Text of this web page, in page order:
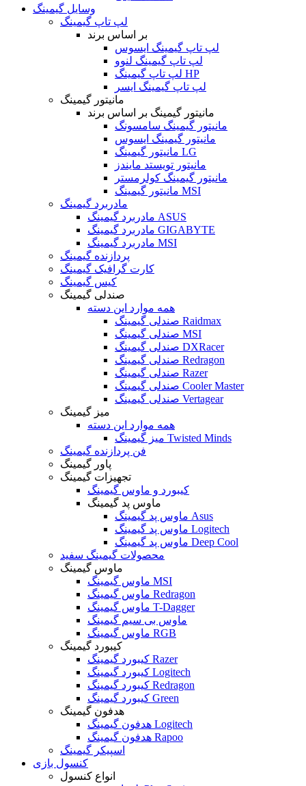
وسایل گیمینگ
لپ تاپ گیمینگ
بر اساس برند
لپ تاپ گیمینگ ایسوس
لپ تاپ گیمینگ لنوو
لپ تاپ گیمینگ HP
لپ تاپ گیمینگ ایسر
مانیتور گیمینگ
مانیتور گیمینگ بر اساس برند
مانیتور گیمینگ سامسونگ
مانیتور گیمینگ ایسوس
مانیتور گیمینگ LG
مانیتور تویستد مایندز
مانیتور گیمینگ کولرمستر
مانیتور گیمینگ MSI
مادربرد گیمینگ
مادربرد گیمینگ ASUS
مادربرد گیمینگ GIGABYTE
مادربرد گیمینگ MSI
پردازنده گیمینگ
کارت گرافیک گیمینگ
کیس گیمینگ
صندلی گیمینگ
همه موارد این دسته
صندلی گیمینگ Raidmax
صندلی گیمینگ MSI
صندلی گیمینگ DXRacer
صندلی گیمینگ Redragon
صندلی گیمینگ Razer
صندلی گیمینگ Cooler Master
صندلی گیمینگ Vertagear
میز گیمینگ
همه موارد این دسته
میز گیمینگ Twisted Minds
فن پردازنده گیمینگ
پاور گیمینگ
تجهیزات گیمینگ
کیبورد و ماوس گیمینگ
ماوس پد گیمینگ
ماوس پد گیمینگ Asus
ماوس پد گیمینگ Logitech
ماوس پد گیمینگ Deep Cool
محصولات گیمینگ سفید
ماوس گیمینگ
ماوس گیمینگ MSI
ماوس گیمینگ Redragon
ماوس گیمینگ T-Dagger
ماوس بی سیم گیمینگ
ماوس گیمینگ RGB
کیبورد گیمینگ
کیبورد گیمینگ Razer
کیبورد گیمینگ Logitech
کیبورد گیمینگ Redragon
کیبورد گیمینگ Green
هدفون گیمینگ
هدفون گیمینگ Logitech
هدفون گیمینگ Rapoo
اسپیکر گیمینگ
کنسول بازی
انواع کنسول